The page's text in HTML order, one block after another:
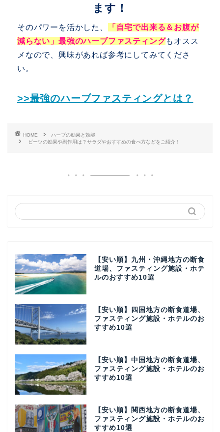
ます！
そのパワーを活かした、
「自宅で出来る＆お腹が
減らない」最強のハーブファスティングもオスス
メなので、興味があれば参考にしてみてくださ
い。
>>最強のハーブファスティングとは？
HOME
ハーブの効果と効能
ビーツの効果や副作用は？サラダやおすすめの食べ方などをご紹介！
【安い順】九州・沖縄地方の断食
道場、ファスティング施設・ホテ
ルのおすすめ10選
【安い順】四国地方の断食道場、
ファスティング施設・ホテルのお
すすめ10選
【安い順】中国地方の断食道場、
ファスティング施設・ホテルのお
すすめ10選
【安い順】関西地方の断食道場、
ファスティング施設・ホテルのお
すすめ10選